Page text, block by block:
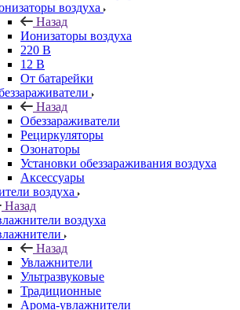
воздуха
Назад
Ионизаторы воздуха
220 В
12 В
От батарейки
Назад
Обеззараживатели
Рециркуляторы
Озонаторы
Установки обеззараживания воздуха
Аксессуары
воздуха
Назад
воздуха
Назад
Увлажнители
Ультразвуковые
Традиционные
Арома-увлажнители